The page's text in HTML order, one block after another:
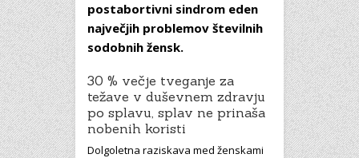
postabortivni sindrom eden
največjih problemov številnih
sodobnih žensk.
30 % večje tveganje za
težave v duševnem zdravju
po splavu, splav ne prinaša
nobenih koristi
Dolgoletna raziskava med ženskami